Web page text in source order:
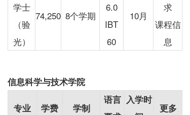
学士
（验
光）
74,250 8个学期
6.0
IBT
60
10月
求
课程信
息
信息科学与技术学院
专业 学费 学制
语言 入学时
更多